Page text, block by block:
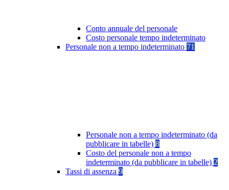
Conto annuale del personale
Costo personale tempo indeterminato
Personale non a tempo indeterminato 71
Personale non a tempo indeterminato (da
pubblicare in tabelle) 8
Costo del personale non a tempo
indeterminato (da pubblicare in tabelle) 2
Tassi di assenza 9